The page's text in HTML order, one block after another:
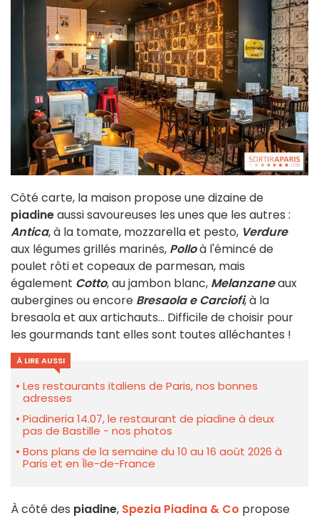
Côté carte, la maison propose une dizaine de
piadineaussi savoureuses les unes que les autres :
Antica, à la tomate, mozzarella et pesto, Verdure
aux légumes grillés marinés, Polloà l'émincé de
poulet rôti et copeaux de parmesan, mais
également Cotto, au jambon blanc, Melanzaneaux
aubergines ou encore Bresaola e Carciofi, à la
bresaola et aux artichauts... Difficile de choisir pour
les gourmands tant elles sont toutes alléchantes !
À LIRE AUSSI
Les restaurants italiens de Paris, nos bonnes
adresses
Piadineria 14.07, le restaurant de piadine à deux
pas de Bastille - nos photos
Bons plans de la semaine du 10 au 16 août 2026 à
Paris et en Île-de-France
À côté des piadine, Spezia Piadina & Co propose